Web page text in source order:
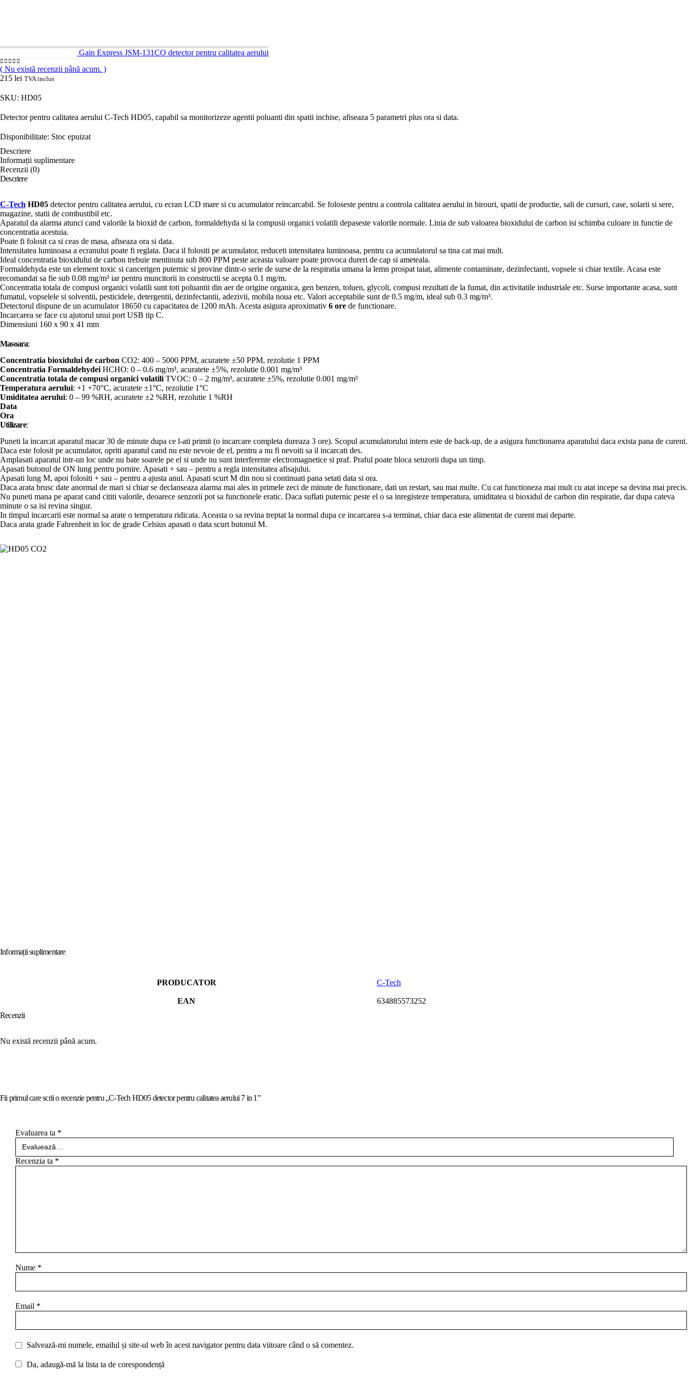
Gain Express JSM-131CO detector pentru calitatea aerului
0 out of 5
( Nu există recenzii până acum. )
215 lei TVA inclus
SKU: HD05
Detector pentru calitatea aerului C-Tech HD05, capabil sa monitorizeze agentii poluanti din spatii inchise, afiseaza 5 parametri plus ora si data.
Disponibilitate: Stoc epuizat
Descriere
Informații suplimentare
Recenzii (0)
Descriere
C-Tech HD05 detector pentru calitatea aerului, cu ecran LCD mare si cu acumulator reincarcabil. Se foloseste pentru a controla calitatea aerului in birouri, spatii de productie, sali de cursuri, case, solarii si sere,
magazine, statii de combustibil etc.
Aparatul da alarma atunci cand valorile la bioxid de carbon, formaldehyda si la compusii organici volatili depaseste valorile normale. Linia de sub valoarea bioxidului de carbon isi schimba culoare in functie de
concentratia acestuia.
Poate fi folosit ca si ceas de masa, afiseaza ora si data.
Intensitatea luminoasa a ecranului poate fi reglata. Daca il folositi pe acumulator, reduceti intensitatea luminoasa, pentru ca acumulatorul sa tina cat mai mult.
Ideal concentratia bioxidului de carbon trebuie mentinuta sub 800 PPM peste aceasta valoare poate provoca dureri de cap si ameteala.
Formaldehyda este un element toxic si cancerigen puternic si provine dintr-o serie de surse de la respiratia umana la lemn prospat taiat, alimente contaminate, dezinfectanti, vopsele si chiar textile. Acasa este
recomandat sa fie sub 0.08 mg/m³ iar pentru muncitorii in constructii se acepta 0.1 mg/m.
Concentratia totala de compusi organici volatili sunt toti poluantii din aer de origine organica, gen benzen, toluen, glycoli, compusi rezultati de la fumat, din activitatile industriale etc. Surse importante acasa, sunt
fumatul, vopselele si solventii, pesticidele, detergentii, dezinfectantii, adezivii, mobila noua etc. Valori acceptabile sunt de 0.5 mg/m, ideal sub 0.3 mg/m³.
Detectorul dispune de un acumulator 18650 cu capacitatea de 1200 mAh. Acesta asigura aproximativ 6 ore de functionare.
Incarcarea se face cu ajutorul unui port USB tip C.
Dimensiuni 160 x 90 x 41 mm
Masoara:
Concentratia bioxidului de carbon CO2: 400 – 5000 PPM, acuratete ±50 PPM, rezolutie 1 PPM
Concentratia FormaldehydeiHCHO: 0 – 0.6 mg/m³, acuratete ±5%, rezolutie 0.001 mg/m³
Concentratia totala de compusi organici volatiliTVOC: 0 – 2 mg/m³, acuratete ±5%, rezolutie 0.001 mg/m³
Temperatura aerului: +1 +70°C, acuratete ±1°C, rezolutie 1°C
Umiditatea aerului: 0 – 99 %RH, acuratete ±2 %RH, rezolutie 1 %RH
Data
Ora
Utilizare:
Puneti la incarcat aparatul macar 30 de minute dupa ce l-ati primit (o incarcare completa dureaza 3 ore). Scopul acumulatorului intern este de back-up, de a asigura functionarea aparatului daca exista pana de curent.
Daca este folosit pe acumulator, opriti aparatul cand nu este nevoie de el, pentru a nu fi nevoiti sa il incarcati des.
Amplasati aparatul intr-un loc unde nu bate soarele pe el si unde nu sunt interferente electromagnetice si praf. Praful poate bloca senzorii dupa un timp.
Apasati butonul de ON lung pentru pornire. Apasati + sau – pentru a regla intensitatea afisajului.
Apasati lung M, apoi folositi + sau – pentru a ajusta anul. Apasati scurt M din nou si continuati pana setati data si ora.
Daca arata brusc date anormal de mari si chiar se declanseaza alarma mai ales in primele zeci de minute de functionare, dati un restart, sau mai multe. Cu cat functioneza mai mult cu atat incepe sa devina mai precis.
Nu puneti mana pe aparat cand cititi valorile, deoarece senzorii pot sa functionele eratic. Daca suflati puternic peste el o sa inregisteze temperatura, umiditatea si bioxidul de carbon din respiratie, dar dupa cateva
minute o sa isi revina singur.
In timpul incarcarii este normal sa arate o temperatura ridicata. Aceasta o sa revina treptat la normal dupa ce incarcarea s-a terminat, chiar daca este alimentat de curent mai departe.
Daca arata grade Fahrenheit in loc de grade Celsius apasati o data scurt butonul M.
Informații suplimentare
PRODUCATOR C-Tech
EAN
634885573252
Recenzii
Nu există recenzii până acum.
Fii primul care scrii o recenzie pentru „C-Tech HD05 detector pentru calitatea aerului 7 in 1”
Evaluarea ta *
Recenzia ta *
Nume *
Email *
Salvează-mi numele, emailul și site-ul web în acest navigator pentru data viitoare când o să comentez.
Da, adaugă-mă la lista ta de corespondență